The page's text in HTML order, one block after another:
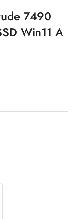
7490
Win11 A